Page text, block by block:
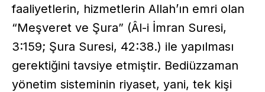
faaliyetlerin, hizmetlerin Allah’ın emri olan
“Meşveret ve Şura” (Âl-i İmran Suresi,
3:159; Şura Suresi, 42:38.) ile yapılması
gerektiğini tavsiye etmiştir. Bediüzzaman
yönetim sisteminin riyaset, yani, tek kişi